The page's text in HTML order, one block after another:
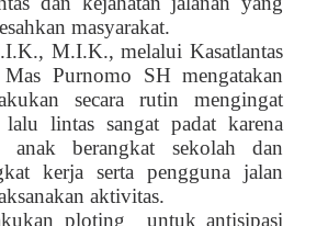
masyarakat.
M.I.K., melalui Kasatlantas
Purnomo SH mengatakan
secara rutin mengingat
lintas sangat padat karena
anak berangkat sekolah dan
kerja serta pengguna jalan
aktivitas.
ploting
untuk antisipasi